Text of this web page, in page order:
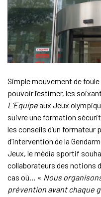
Simple mouvement de
pouvoir l’estimer, les
L’Equipeaux Jeux
suivre une formation
les conseils d’un formateur
d’intervention de la
Jeux, le média sportif
collaborateurs des notions
cas où… « Nous
prévention avant chaque